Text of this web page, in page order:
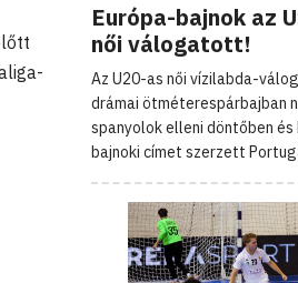
Európa-bajnok az
női válogatott!
Az U20-as női vízilabda-
drámai ötméterespárbajban
spanyolok elleni döntőben és
bajnoki címet szerzett